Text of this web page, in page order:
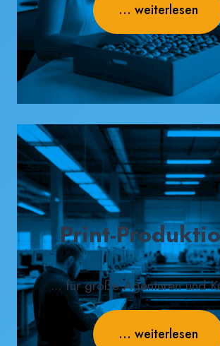
... weiterlesen
Print-
... für große Agenturen und
... weiterlesen